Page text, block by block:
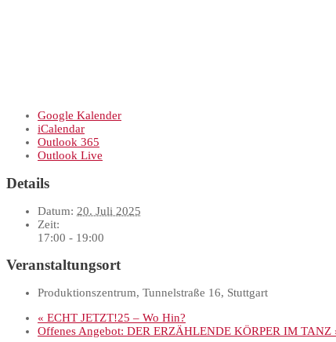
Google Kalender
iCalendar
Outlook 365
Outlook Live
Details
Datum: 20. Juli 2025
Zeit:
17:00 - 19:00
Veranstaltungsort
Produktionszentrum, Tunnelstraße 16, Stuttgart
« ECHT JETZT!25 – Wo Hin?
Offenes Angebot: DER ERZÄHLENDE KÖRPER IM TANZ